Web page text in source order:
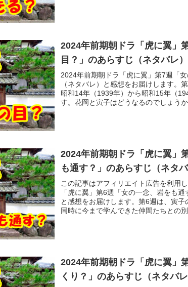
2024年前期朝ドラ「虎に翼」
目？」のあらすじ（ネタバレ）
2024年前期朝ドラ「虎に翼」第7週「
（ネタバレ）と感想をお届けします。
昭和14年（1939年）から昭和15年（
す。花岡と寅子はどうなるのでしょうか
2024年前期朝ドラ「虎に翼」
も通す？」のあらすじ（ネタバ
この記事はアフィリエイト広告を利用
「虎に翼」第6週「女の一念、岩をも
と感想をお届けします。第6週は、寅
同時に今まで学んできた仲間たちとの
2024年前期朝ドラ「虎に翼」
くり？」のあらすじ（ネタバレ